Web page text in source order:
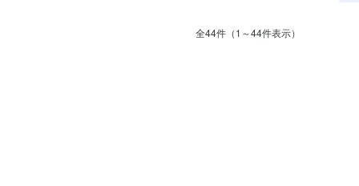
全44件（1～44件表示）